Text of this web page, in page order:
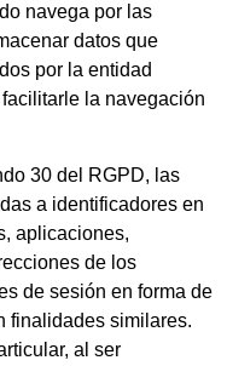
navega por las
datos que
por la entidad
la navegación
30 del RGPD, las
a identificadores en
aplicaciones,
de los
de sesión en forma de
finalidades similares.
al ser